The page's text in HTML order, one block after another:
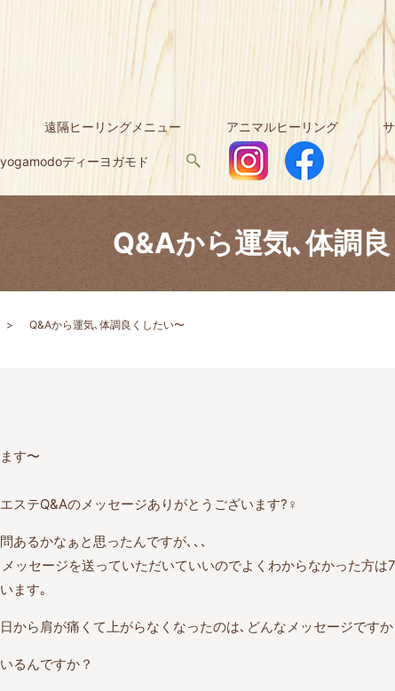
遠隔ヒーリングメニュー アニマルヒーリング
ディーヨガモド search
Q&Aから運気､体調
Q&Aから運気､体調良くしたい〜
す〜
ステQ&Aのメッセージありがとうございます?‍♀️
あるかなぁと思ったんですが､､､
ッセージを送っていただいていいのでよくわからなかった方は
ます｡
から肩が痛くて上がらなくなったのは､どんなメッセージですか
るんですか？